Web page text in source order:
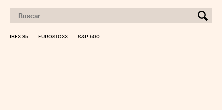
IBEX 35 EUROSTOXX S&P 500